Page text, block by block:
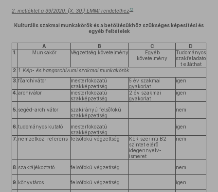
2. melléklet a 39/2020. (X. 30.) EMMI rendelethez 12
Kulturális szakmai munkakörök és a betöltésükhöz szükséges képesítési és
egyéb feltételek
A B C
D
1.
Munkakör Végzettség követelmény
Egyéb
követelmény
Tudományos
szakfeladato
t elláthat
2. 1. Kép- és hangarchívumi szakmai munkakörök
3. főarchivátor
mesterfokozatú
szakképzettség
5 év szakmai
gyakorlat
igen
4. archivátor
mesterfokozatú
szakképzettség
2 év szakmai
gyakorlat
igen
5. segéd-archivátor
szakirányú felsőfokú
szakképzettség
nem
6. tudományos kutató
mesterfokozatú
szakképzettség
igen
7. nemzetközi referens felsőfokú végzettség
KER szerinti B2
szintet elérő
idegennyelv-
ismeret
nem
8. szaktájékoztató felsőfokú végzettség nem
9. könyvtáros felsőfokú végzettség igen